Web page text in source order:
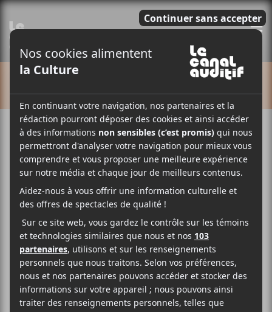
Envol et Macadam 2026
10 septembre@ 17:00–12 septembre
23:00
Le festivalEnvol et Macadam 2026mettra en
vedette : Bad Religion, Hatebreed, Despised Icon,
Satanic Surfers, Les Goules, Guttermouth, Orloge
Simard, A Wilhelm Scream, Teenage Bottlerocket,
Mute et plus.